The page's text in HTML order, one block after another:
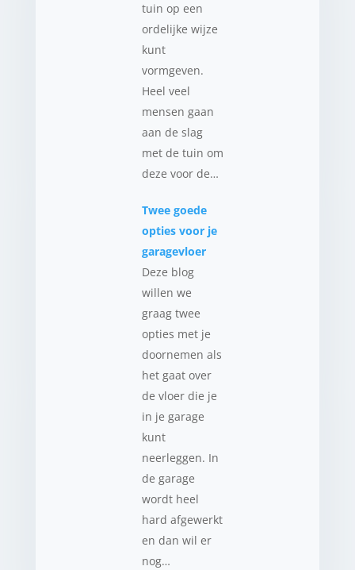
tuin op een
ordelijke wijze
kunt
vormgeven.
Heel veel
mensen gaan
aan de slag
met de tuin om
deze voor de…
Twee goede
opties voor je
garagevloer
Deze blog
willen we
graag twee
opties met je
doornemen als
het gaat over
de vloer die je
in je garage
kunt
neerleggen. In
de garage
wordt heel
hard afgewerkt
en dan wil er
nog…